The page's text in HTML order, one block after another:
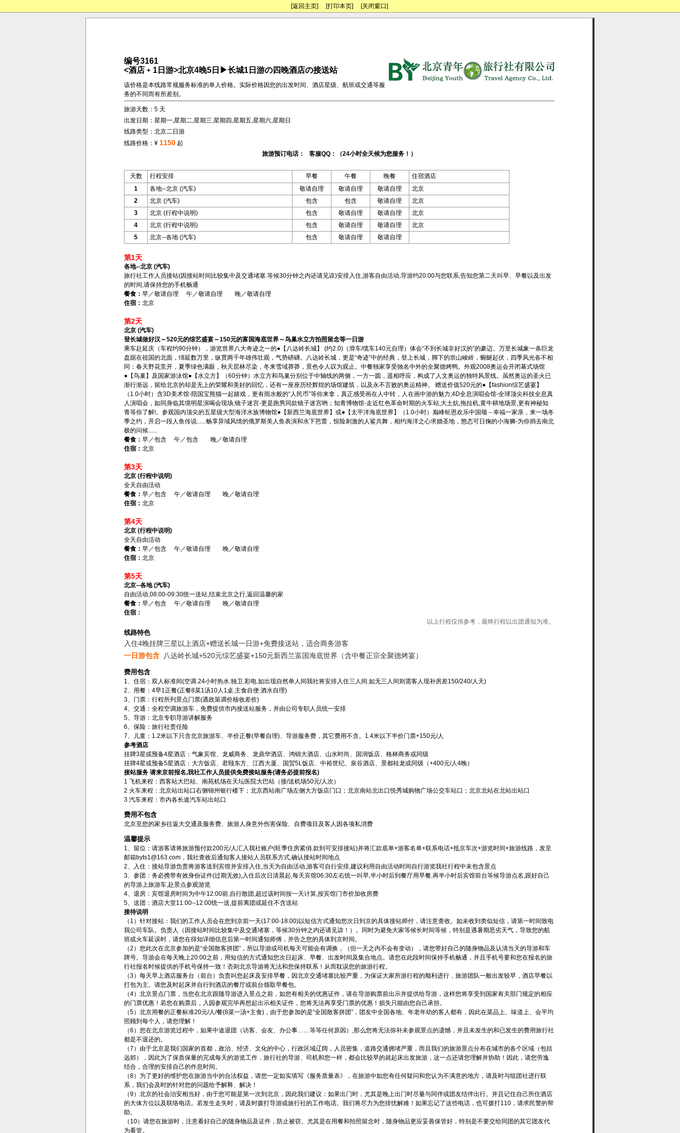
[返回主页] [打印本页] [关闭窗口]
编号3161
<酒店﹢1日游>北京4晚5日▶长城1日游の四晚酒店の接送站
该价格是本线路常规服务标准的单人价格。实际价格因您的出发时间、酒店星级、航班或交通等服
务的不同而有所差别。
旅游天数：5 天
出发日期：星期一,星期二,星期三,星期四,星期五,星期六,星期日
线路类型：北京二日游
线路价格：¥ 1150 起
旅游预订电话： 客服QQ：（24小时全天候为您服务！）
天数 行程安排 早餐 午餐 晚餐
住宿酒店
1
各地--北京 (汽车) 敬请自理 敬请自理 敬请自理
北京
2
北京 (汽车) 包含 包含 敬请自理
北京
3
北京 (行程中说明) 包含 敬请自理 敬请自理
北京
4
北京 (行程中说明) 包含 敬请自理 敬请自理
北京
5
北京--各地 (汽车) 包含 敬请自理 敬请自理
第1天
各地--北京 (汽车)
旅行社工作人员接站(因接站时间比较集中及交通堵塞.等候30分钟之内还请见谅)安排入住,游客自由活动,导游约20:00与您联系,告知您第二天叫早、早餐以及出发
的时间,请保持您的手机畅通
餐食：早／敬请自理 午／敬请自理 晚／敬请自理
住宿：北京
第2天
北京 (汽车)
登长城做好汉～520元的综艺盛宴～150元的富国海底世界～鸟巢水立方拍照留念等一日游
乘车赴延庆（车程约90分钟），游览世界八大奇迹之一的●【八达岭长城】 (约2.0)（滑车/缆车140元自理）体会“不到长城非好汉的”的豪迈。万里长城象一条巨龙
盘踞在祖国的北面，绵延数万里，纵贯两千年雄伟壮观，气势磅礴。八达岭长城，更是“奇迹”中的经典，登上长城，脚下的崇山峻岭，蜿蜒起伏，四季风光各不相
同：春天野花竞开，夏季绿色满眼，秋天层林尽染，冬来雪域莽莽，景色令人叹为观止。中餐独家享受驰名中外的全聚德烤鸭。外观2008奥运会开闭幕式场馆
●【鸟巢】及国家游泳馆●【水立方】（60分钟）水立方和鸟巢分别位于中轴线的两侧，一方一圆，遥相呼应，构成了人文奥运的独特风景线。虽然奥运的圣火已
渐行渐远，留给北京的却是无上的荣耀和美好的回忆，还有一座座历经辉煌的场馆建筑，以及永不言败的奥运精神。 赠送价值520元的●【fashion综艺盛宴】
（1.0小时）含3D美术馆-陪国宝熊猫一起嬉戏，更有雨水般的“人民币”等你来拿，真正感受画在人中转，人在画中游的魅力;4D全息演唱会馆-全球顶尖科技全息真
人演唱会，如同身临其境明星演喝会现场;镜子迷宫-更是跑男同款镜子迷宫哟；知青博物馆-走近红色革命时期的火车站,大土炕,拖拉机,黄牛耕地场景,更有神秘知
青等你了解!。参观国内顶尖的五星级大型海洋水族博物馆●【新西兰海底世界】或●【太平洋海底世界】（1.0小时）巅峰钜恩欢乐中国颂－幸福一家亲，来一场冬
季之约，开启一段人鱼传说......畅享异域风情的俄罗斯美人鱼表演和水下芭蕾，惊险刺激的人鲨共舞，相约海洋之心求婚圣地，憨态可日掬的小海狮-为你捎去南北
极的问候......
餐食：早／包含 午／包含 晚／敬请自理
住宿：北京
第3天
北京 (行程中说明)
全天自由活动
餐食：早／包含 午／敬请自理 晚／敬请自理
住宿：北京
第4天
北京 (行程中说明)
全天自由活动
餐食：早／包含 午／敬请自理 晚／敬请自理
住宿：北京
第5天
北京--各地 (汽车)
自由活动,08:00-09:30统一送站,结束北京之行,返回温馨的家
餐食：早／包含 午／敬请自理 晚／敬请自理
住宿：
以上行程仅供参考，最终行程以出团通知为准。
线路特色
入住4晚挂牌三星以上酒店+赠送长城一日游+免费接送站，适合商务游客
一日游包含
八达岭长城+520元综艺盛宴+150元新西兰富国海底世界（含中餐正宗全聚德烤宴）
费用包含
1、住宿：双人标准间(空调.24小时热水.独卫.彩电.如出现自然单人间我社将安排入住三人间.如无三人间则需客人现补房差150/240/人天)
2、用餐：4早1正餐(正餐8菜1汤10人1桌.主食自便.酒水自理)
3、门票：行程所列景点门票(遇政策调价核收差价)
4、交通：全程空调旅游车，免费提供市内接送站服务，并由公司专职人员统一安排
5、导游：北京专职导游讲解服务
6、保险：旅行社责任险
7、儿童：1.2米以下只含北京旅游车、半价正餐(早餐自理)、导游服务费，其它费用不含。1.4米以下半价门票+150元/人
参考酒店
挂牌3星或预备4星酒店：气象宾馆、龙威商务、龙鼎华酒店、鸿锦大酒店、山水时尚、国润饭店、格林商务或同级
挂牌4星或预备5星酒店：大方饭店、君颐东方、江西大厦、国贸5L饭店、中裕世纪、泉谷酒店、景都桂龙或同级（+400元/人4晚）
接站服务 请来京前报名,我社工作人员提供免费接站服务(请务必提前报名)
1 飞机来程：西客站大巴站、南苑机场在天坛医院大巴站（接/送机场50元/人次）
2 火车来程：北京站出站口右侧锦州银行楼下；北京西站南广场左侧大方饭店门口；北京南站北出口悦秀城购物广场公交车站口；北京北站在北站出站口
3 汽车来程：市内各长途汽车站出站口
费用不包含
北京至您的家乡往返大交通及服务费、旅游人身意外伤害保险、自费项目及客人因各项私消费
温馨提示
1、留位：请游客请将旅游预付款200元/人汇入我社账户(旺季住房紧俏.款到可安排接站)并将汇款底单+游客名单+联系电话+抵京车次+游览时间+旅游线路，发至
邮箱byts1@163.com，我社查收后通知客人接站人员联系方式,确认接站时间地点
2、入住：接站导游负责将游客送到宾馆并安排入住,当天为自由活动,游客可自行安排,建议利用自由活动时间自行游览我社行程中未包含景点
3、参团：务必携带有效身份证件(过期无效),入住后次日清晨起,每天宾馆06:30左右统一叫早,半小时后到餐厅用早餐,再半小时后宾馆前台等候导游点名,跟好自己
的导游上旅游车,赴景点参观游览
4、退房：宾馆退房时间为中午12:00前,自行散团,超过该时间按一天计算,按宾馆门市价加收房费
5、送团：酒店大堂11:00--12:00统一送,提前离团或延住不含送站
接待说明
（1）针对接站：我们的工作人员会在您到京前一天(17:00-18:00)以短信方式通知您次日到京的具体接站师付，请注意查收。如未收到类似短信，请第一时间致电
我公司车队。负责人（因接站时间比较集中及交通堵塞，等候30分钟之内还请见谅！）。同时为避免大家等候长时间等候，特别是遇暑期恶劣天气，导致您的航
班或火车延误时，请您在得知详细信息后第一时间通知师傅，并告之您的具体到京时间。
（2）您此次在北京参加的是“全国散客拼团”，所以导游或司机每天可能会有调换，（但一天之内不会有变动），请您带好自己的随身物品及认清当天的导游和车
牌号。导游会在每天晚上20:00之前，用短信的方式通知您次日起床、早餐、出发时间及集合地点。请您在此段时间保持手机畅通，并且手机号要和您在报名的旅
行社报名时候提供的手机号保持一致！否则北京导游将无法和您保持联系！从而耽误您的旅游行程。
（3）每天早上酒店服务台（前台）负责叫您起床及安排早餐，因北京交通堵塞比较严重，为保证大家所游行程的顺利进行，旅游团队一般出发较早，酒店早餐以
打包为主。请您及时起床并自行到酒店的餐厅或前台领取早餐包。
（4）北京景点门票，当您在北京跟随导游进入景点之前，如您有相关的优惠证件，请在导游购票前出示并提供给导游，这样您将享受到国家有关部门规定的相应
的门票优惠！若您在购票后，入园参观完毕再想起出示相关证件，您将无法再享受门票的优惠！损失只能由您自己承担。
（5）北京用餐的正餐标准20元/人/餐(8菜一汤+主食)，由于您参加的是“全国散客拼团”，团友中全国各地、年老年幼的客人都有，因此在菜品上、味道上、会平均
照顾到每个人，请您理解！
（6）您在北京游览过程中，如果中途退团（访客、会友、办公事……等等任何原因）,那么您将无法弥补未参观景点的遗憾，并且未发生的和已发生的费用旅行社
都是不退还的。
（7）由于北京是我们国家的首都，政治、经济、文化的中心，行政区域辽阔，人员密集，道路交通拥堵严重，而且我们的旅游景点分布在城市的各个区域（包括
远郊），因此为了保质保量的完成每天的游览工作，旅行社的导游、司机和您一样，都会比较早的就起床出发旅游，这一点还请您理解并协助！因此，请您劳逸
结合，合理的安排自己的作息时间。
（8）为了更好的维护您在旅游当中的合法权益，请您一定如实填写《服务质量表》，在旅游中如您有任何疑问和您认为不满意的地方，请及时与组团社进行联
系，我们会及时的针对您的问题给予解释、解决！
（9）北京的社会治安相当好，由于您可能是第一次到北京，因此我们建议：如果出门时，尤其是晚上出门时尽量与同伴或团友结伴出行。并且记住自己所住酒店
的大体方位以及联络电话。若发生走失时，请及时拨打导游或旅行社的工作电话。我们将尽力为您排忧解难！如果忘记了这些电话，也可拨打110，请求民警的帮
助。
（10）请您在旅游时，注意看好自己的随身物品及证件，防止被窃。尤其是在用餐和拍照留念时，随身物品更应妥善保管好，特别是不要交给同团的其它团友代
为看管。